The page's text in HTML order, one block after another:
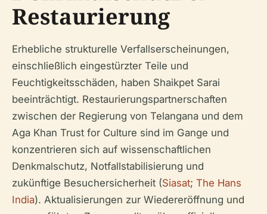
Restaurierung
Erhebliche strukturelle Verfallserscheinungen,
einschließlich eingestürzter Teile und
Feuchtigkeitsschäden, haben Shaikpet Sarai
beeinträchtigt. Restaurierungspartnerschaften
zwischen der Regierung von Telangana und dem
Aga Khan Trust for Culture sind im Gange und
konzentrieren sich auf wissenschaftlichen
Denkmalschutz, Notfallstabilisierung und
zukünftige Besuchersicherheit (Siasat; The Hans
India). Aktualisierungen zur Wiedereröffnung und